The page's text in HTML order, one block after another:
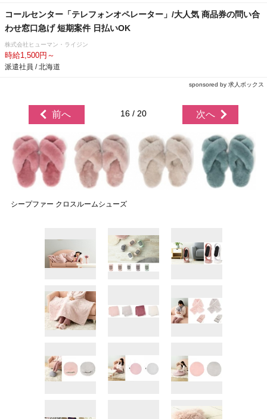
コールセンター「テレフォンオペレーター」/大人気 商品券の問い合
わせ窓口急げ 短期案件 日払いOK
株式会社ヒューマン・ライジン
時給1,500円～
派遣社員 / 北海道
sponsored by 求人ボックス
前へ 16 / 20 次へ
シープファー クロスルームシューズ